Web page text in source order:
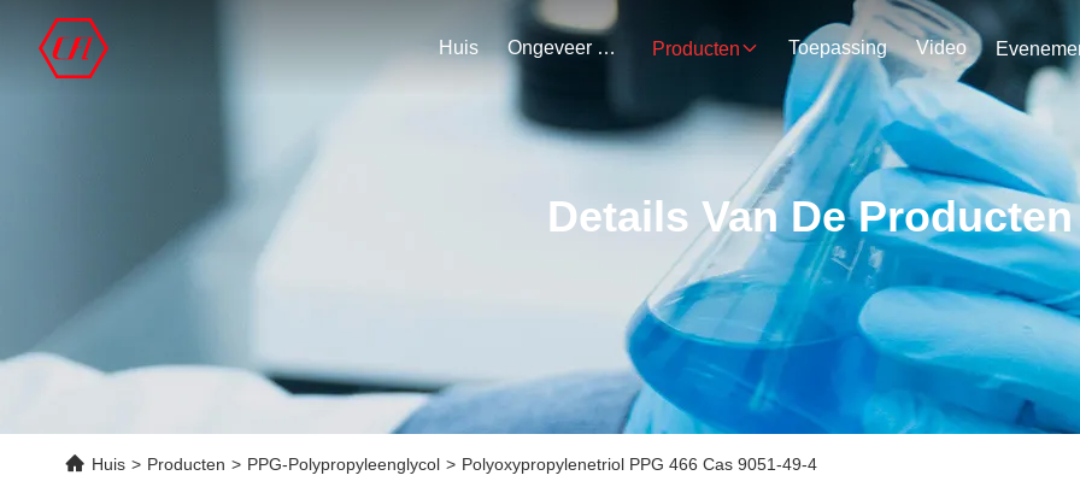
Huis Ongeveer Ons Producten Toepassing Video
Details Van De Producten
Huis > Producten > PPG-Polypropyleenglycol > Polyoxypropylenetriol PPG 466 Cas 9051-49-4